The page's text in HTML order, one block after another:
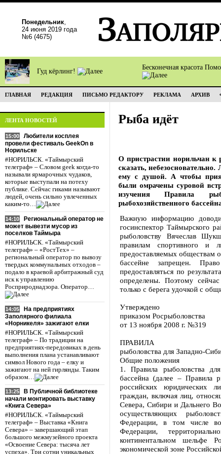
Понедельник,
24 июня 2019 года
№6 (4675)
Гуд кёрлинг!
Бесконечная красота
ГЛАВНАЯ РЕДАКЦИЯ ПИСЬМО РЕДАКТОРУ РЕКЛАМА АРХИВ
ЛЕНТА НОВОСТЕЙ
15:00
Любители косплея
провели фестиваль GeekOn в
Норильске
#НОРИЛЬСК. «Таймырский
телеграф» – Словом geek когда-то
называли ярмарочных чудаков,
которые выступали на потеху
публике. Сейчас гиками называют
людей, очень сильно увлеченных
каким-то…
14:10
Региональный оператор не
может вывезти мусор из
поселков Таймыра
#НОРИЛЬСК. «Таймырский
телеграф» – «РостТех» –
региональный оператор по вывозу
твердых коммунальных отходов –
подало в краевой арбитражный суд
иск к управлению
Росприроднадзора. Оператор…
14:05
На предприятиях
Заполярного филиала
«Норникеля» зажигают елки
#НОРИЛЬСК. «Таймырский
телеграф» – По традиции на
предприятиях-передовиках в день
выполнения плана устанавливают
символ Нового года – елку и
зажигают на ней гирлянды. Таким
образом…
13:25
В Публичной библиотеке
начали монтировать выставку
«Книга Севера»
#НОРИЛЬСК. «Таймырский
телеграф» – Выставка «Книга
Севера» – завершающий этап
большого межмузейного проекта
«Освоение Севера: тысяча лет
успеха». Три сотни уникальных
Рыба идёт
О пристрастии норильчан к
сказать,
ему с душой. А чтобы
были омрачены суровой
изучения Правила
рыбохозяйственного
Важную информацию
госинспектор Таймырского
рыболовству Вячеслав
правилам спортивного и
предоставляемых обществам
бассейне запрещен.
предоставляться по
определены. Поэтому
только с берега удочкой с
Утверждено
приказом Росрыболовства
от 13 ноября 2008 г. №319
ПРАВИЛА
рыболовства для Западно-
Общие положения
1. Правила рыболовства для
бассейна (далее – Правила
российских юридических
граждан, включая лиц,
Севера, Сибири и Дальнего
осуществляющих
Федерации, в том числе
Федерации,
континентальном шельфе
экономической зоне